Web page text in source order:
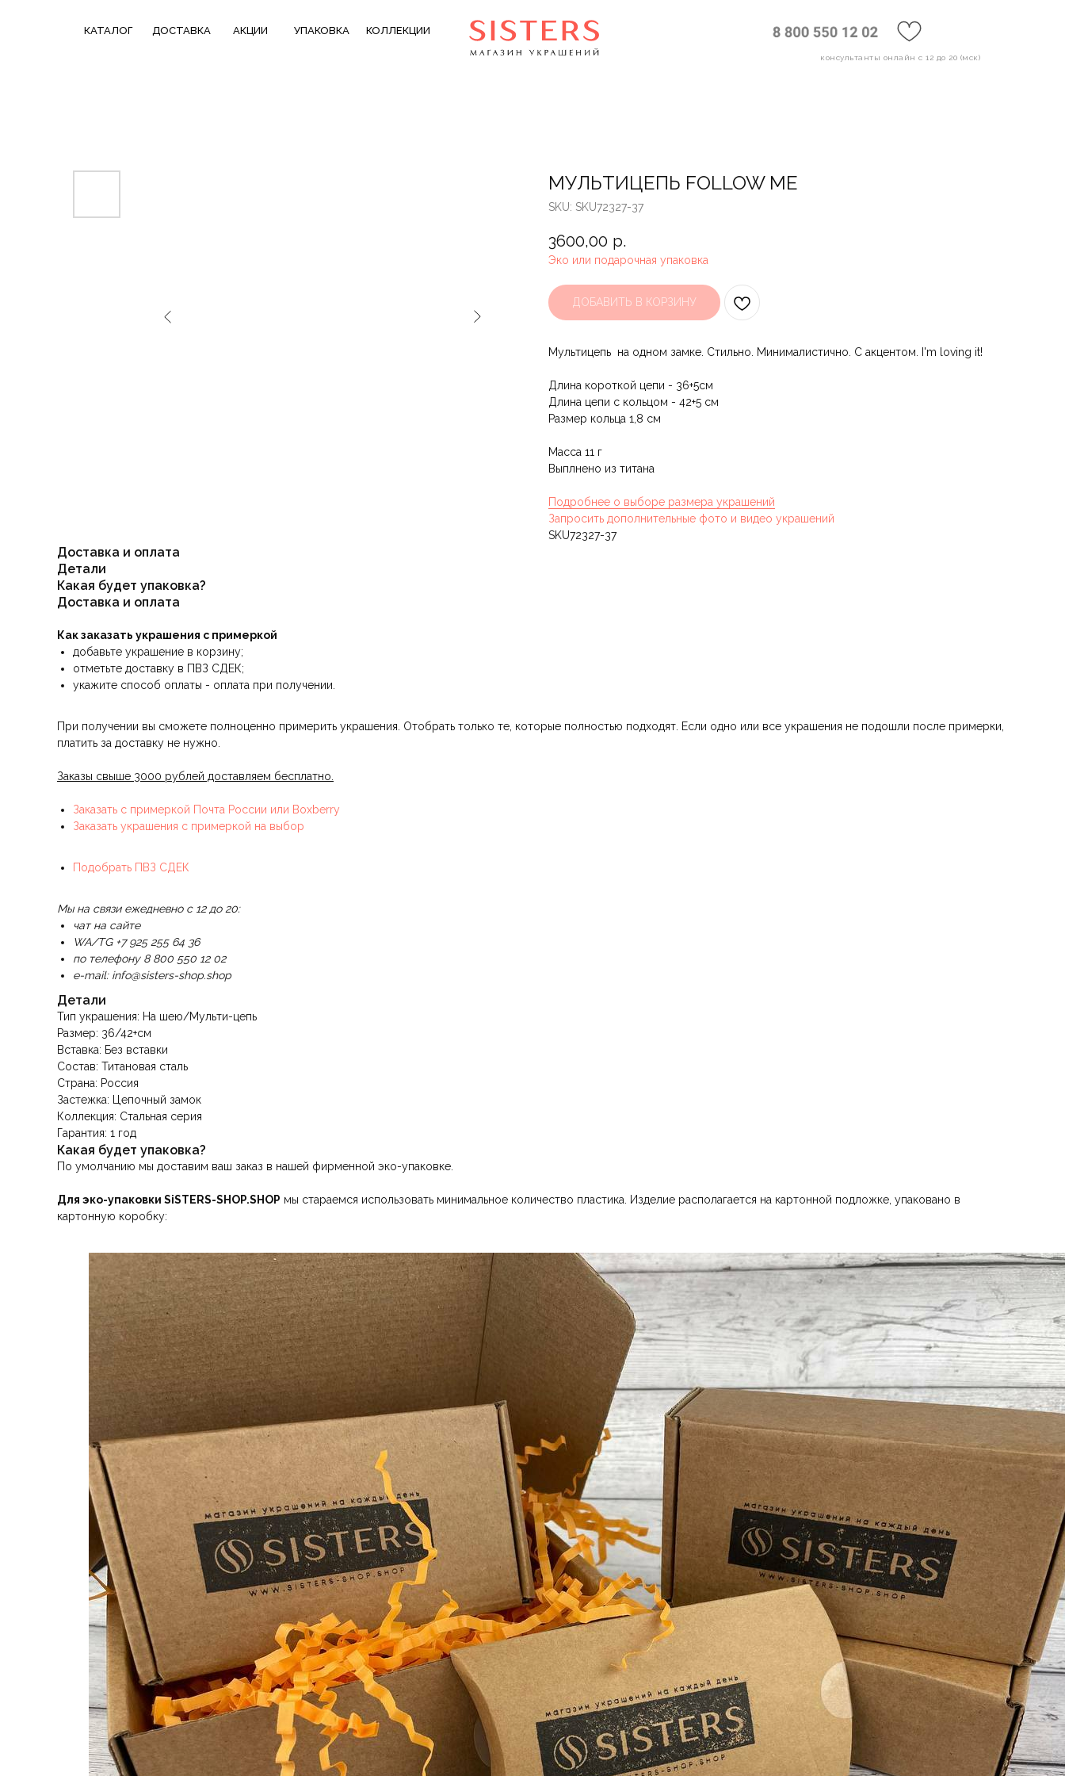
КАТАЛОГ УПАКОВКА КОЛЛЕКЦИИ
ДОСТАВКА
консультанты онлайн с 12 до 20 (мск)
АКЦИИ
МУЛЬТИЦЕПЬ FOLLOW ME
SKU: SKU72327-37
3600,00 р.
Эко или подарочная упаковка
ДОБАВИТЬ В КОРЗИНУ
Мультицепь на одном замке. Стильно. Минималистично. С акцентом. I'm loving it!
Длина короткой цепи - 36+5см
Длина цепи с кольцом - 42+5 см
Размер кольца 1,8 см
Масса 11 г
Выплнено из титана
Подробнее о выборе размера украшений
Запросить дополнительные фото и видео украшений
SKU72327-37
Доставка и оплата
Детали
Какая будет упаковка?
Доставка и оплата
Как заказать украшения с примеркой
добавьте украшение в корзину;
отметьте доставку в ПВЗ СДЕК;
укажите способ оплаты - оплата при получении.
При получении вы сможете полноценно примерить украшения. Отобрать только те, которые полностью подходят. Если одно или все украшения не подошли после примерки,
платить за доставку не нужно.
Заказы свыше 3000 рублей доставляем бесплатно.
Заказать с примеркой Почта России или Boxberry
Заказать украшения с примеркой на выбор
Подобрать ПВЗ СДЕК
Мы на связи ежедневно с 12 до 20:
чат на сайте
WA/TG +7 925 255 64 36
по телефону 8 800 550 12 02
e-mail: info@sisters-shop.shop
Детали
Тип украшения: На шею/Мульти-цепь
Размер: 36/42+см
Вставка: Без вставки
Состав: Титановая сталь
Страна: Россия
Застежка: Цепочный замок
Коллекция: Стальная серия
Гарантия: 1 год
Какая будет упаковка?
По умолчанию мы доставим ваш заказ в нашей фирменной эко-упаковке.
Для эко-упаковки SiSTERS-SHOP.SHOP мы стараемся использовать минимальное количество пластика. Изделие располагается на картонной подложке, упаковано в
картонную коробку: